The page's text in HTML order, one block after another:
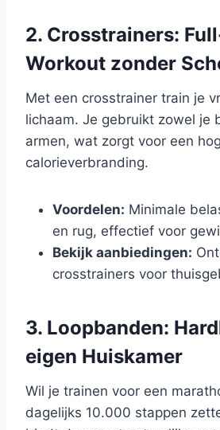
2. Crosstrainers:
Workout zonder
Met een crosstrainer train je
lichaam. Je gebruikt zowel je
armen, wat zorgt voor een
calorieverbranding.
Voordelen: Minimale
en rug, effectief voor
Bekijk aanbiedingen:
crosstrainers voor
3. Loopbanden:
eigen Huiskamer
Wil je trainen voor een
dagelijks 10.000 stappen